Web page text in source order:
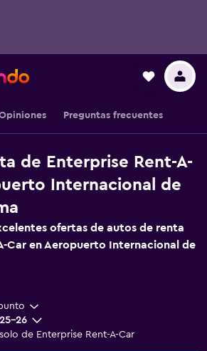
Preguntas frecuentes
de Enterprise Rent-A-
Internacional de
ofertas de autos de renta
Car en Aeropuerto Internacional de
25-26
de Enterprise Rent-A-Car